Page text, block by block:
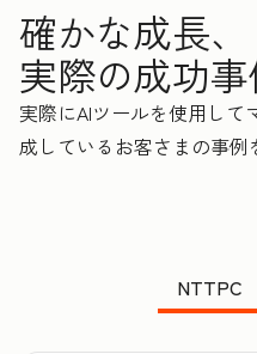
確かな成長、
実際の成功事
実際にAIツールを使用して
成しているお客さまの事例
NTTPC